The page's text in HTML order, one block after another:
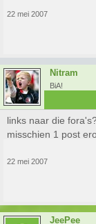
22 mei 2007
Nitram
BiA!
links naar die
misschien 1 post
22 mei 2007
JeePee